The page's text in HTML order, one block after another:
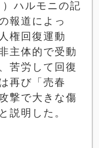
ハルモニの記
報道によっ
権回復運動
主体的で受動
苦労して回復
再び「売春
撃で大きな傷
説明した。